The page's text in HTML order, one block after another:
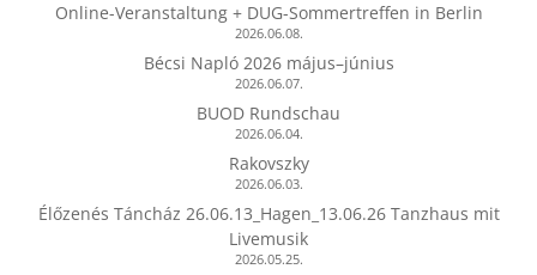
Online-Veranstaltung + DUG-Sommertreffen in Berlin
2026.06.08.
Bécsi Napló 2026 május–június
2026.06.07.
BUOD Rundschau
2026.06.04.
Rakovszky
2026.06.03.
Élőzenés Táncház 26.06.13_Hagen_13.06.26 Tanzhaus mit
Livemusik
2026.05.25.